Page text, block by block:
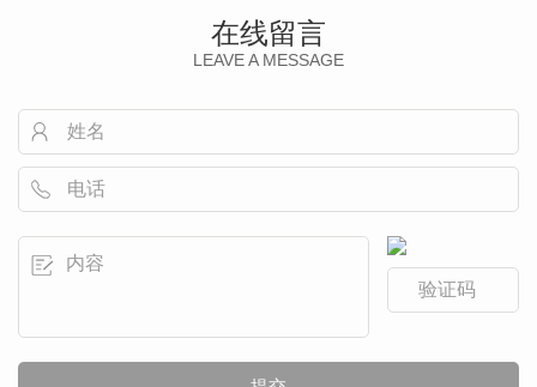
在线留言
LEAVE A MESSAGE